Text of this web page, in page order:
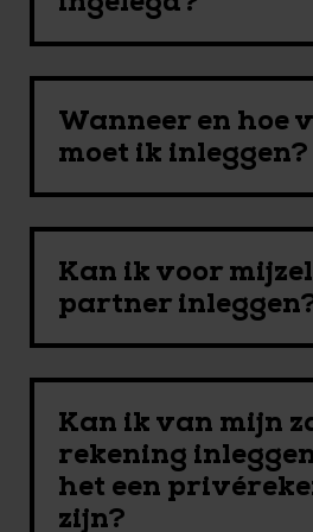
Wanneer en hoe
moet ik inleggen?
Kan ik voor
partner
Kan ik van mijn
rekening
het een
zijn?